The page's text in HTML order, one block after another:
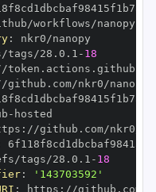
:
tags/28.0.1 - 18
github.com/nkr0/
-
:
tags/28.0.1 - 18
:
'143703592'
: https :